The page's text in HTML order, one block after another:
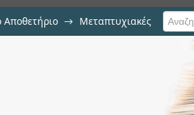
Αποθετήριο → Μεταπτυχιακές